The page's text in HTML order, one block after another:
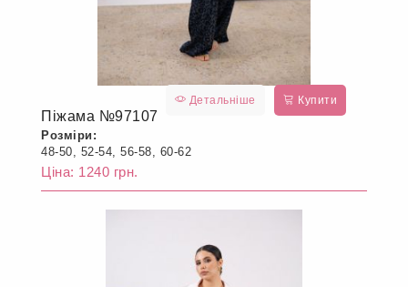
Детальніше Купити
Піжама №97107
Розміри:
48-50, 52-54, 56-58, 60-62
Ціна: 1240 грн.